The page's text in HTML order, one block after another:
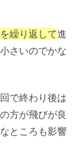
繰り返して進
さいのでかな
で終わり後は
方が飛びが良
ところも影響